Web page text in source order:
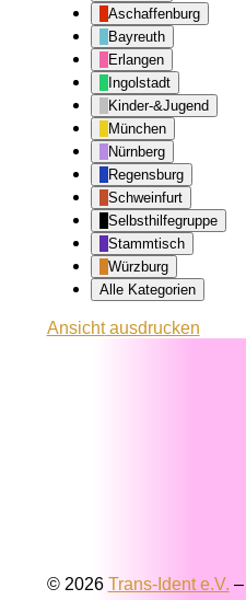
Aschaffenburg
Bayreuth
Erlangen
Ingolstadt
Kinder-&Jugend
München
Nürnberg
Regensburg
Schweinfurt
Selbsthilfegruppe
Stammtisch
Würzburg
Alle Kategorien
Ansichtausdrucken
© 2026 Trans-Ident e.V. –